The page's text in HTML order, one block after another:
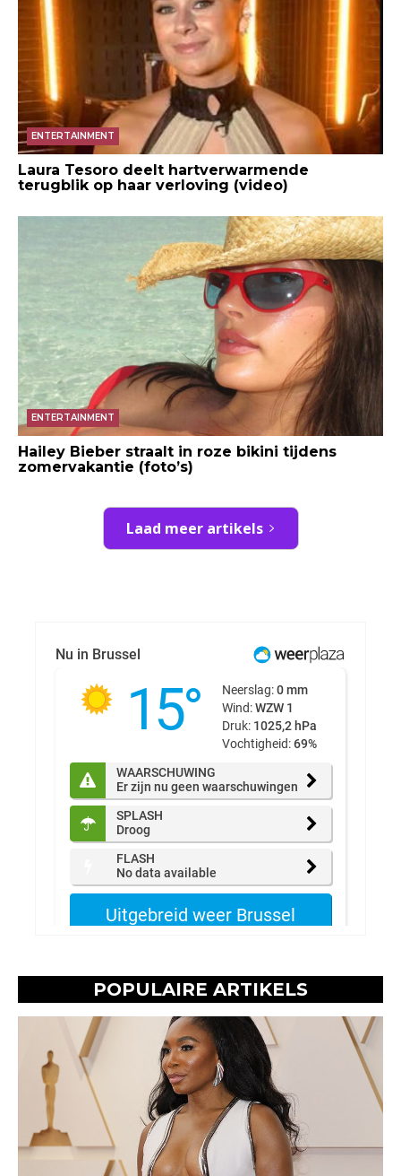
ENTERTAINMENT
Laura Tesoro deelt hartverwarmende
terugblik op haar verloving (video)
ENTERTAINMENT
Hailey Bieber straalt in roze bikini tijdens
zomervakantie (foto’s)
Laad meer artikels
POPULAIRE ARTIKELS